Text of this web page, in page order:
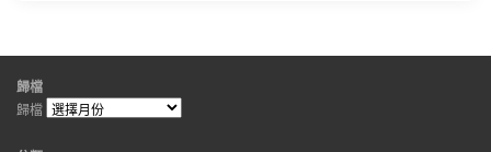
歸檔
歸檔